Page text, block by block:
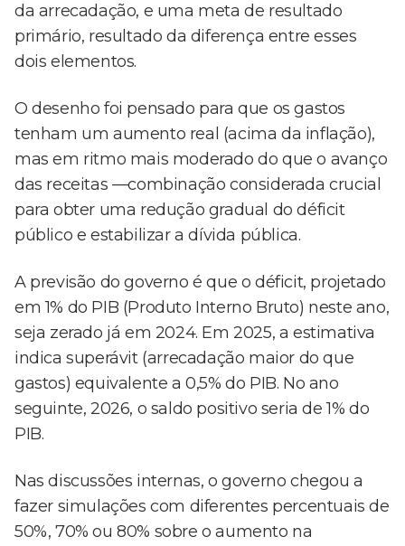
da arrecadação, e uma meta de resultado
primário, resultado da diferença entre esses
dois elementos.
O desenho foi pensado para que os gastos
tenham um aumento real (acima da inflação),
mas em ritmo mais moderado do que o avanço
das receitas —combinação considerada crucial
para obter uma redução gradual do déficit
público e estabilizar a dívida pública.
A previsão do governo é que o déficit, projetado
em 1% do PIB (Produto Interno Bruto) neste ano,
seja zerado já em 2024. Em 2025, a estimativa
indica superávit (arrecadação maior do que
gastos) equivalente a 0,5% do PIB. No ano
seguinte, 2026, o saldo positivo seria de 1% do
PIB.
Nas discussões internas, o governo chegou a
fazer simulações com diferentes percentuais de
50%, 70% ou 80% sobre o aumento na